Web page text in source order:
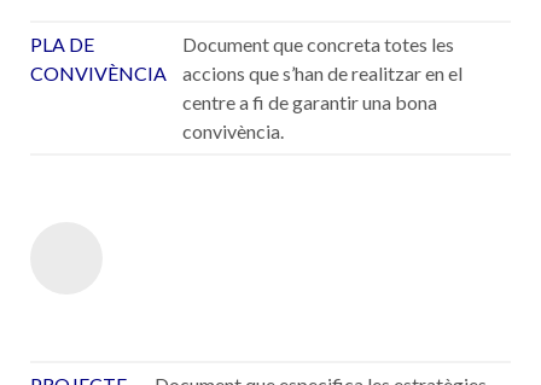
PLA DE
CONVIVÈNCIA
Document que concreta totes les
accions que s’han de realitzar en el
centre a fi de garantir una bona
convivència.